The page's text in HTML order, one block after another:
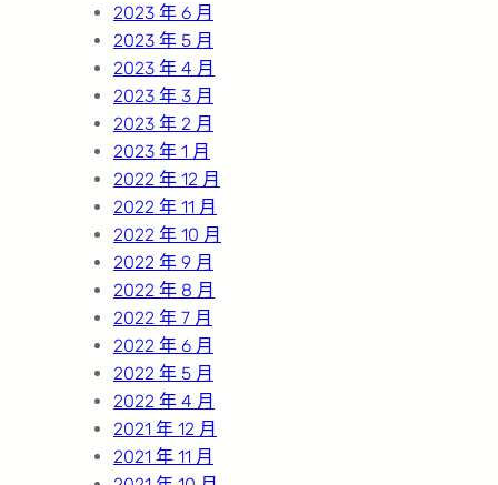
2023 年 6 月
2023 年 5 月
2023 年 4 月
2023 年 3 月
2023 年 2 月
2023 年 1 月
2022 年 12 月
2022 年 11 月
2022 年 10 月
2022 年 9 月
2022 年 8 月
2022 年 7 月
2022 年 6 月
2022 年 5 月
2022 年 4 月
2021 年 12 月
2021 年 11 月